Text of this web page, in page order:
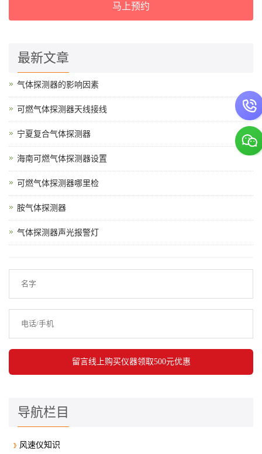
马上预约
最新文章
气体探测器的影响因素
可燃气体探测器天线接线
宁夏复合气体探测器
海南可燃气体探测器设置
可燃气体探测器哪里检
胺气体探测器
气体探测器声光报警灯
导航栏目
风速仪知识